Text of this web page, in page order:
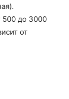
500 до 3000
от